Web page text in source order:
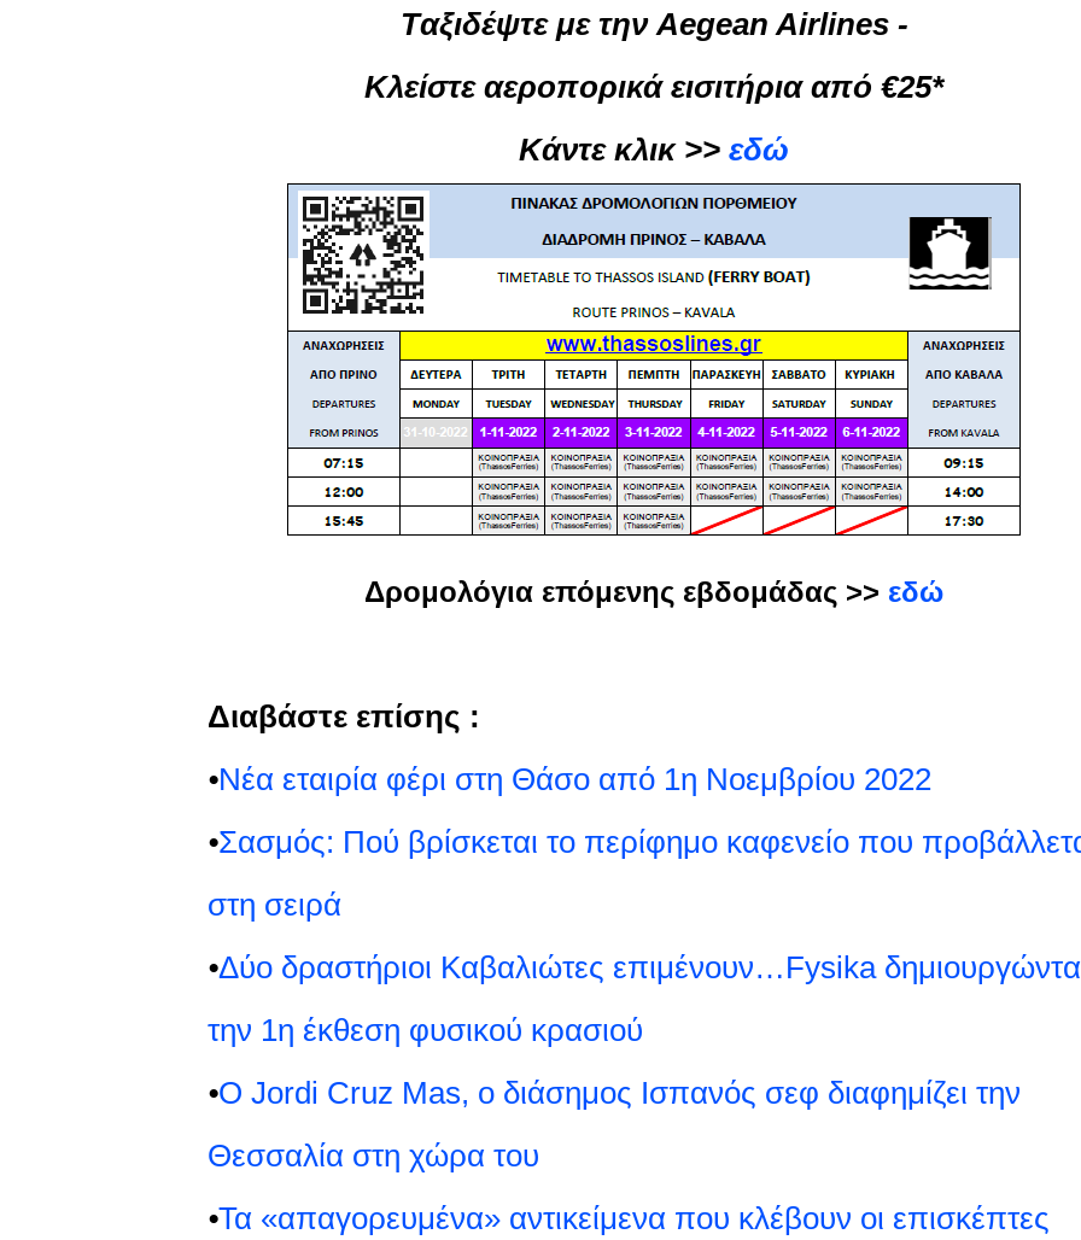
Tαξιδέψτε με την Aegean Airlines -
Κλείστε αεροπορικά εισιτήρια από €25*
Κάντε κλικ >> εδώ
Δρομολόγια επόμενης εβδομάδας >> εδώ
Διαβάστε επίσης :
⦁Νέα εταιρία φέρι στη Θάσο από 1η Νοεμβρίου 2022
⦁Σασμός: Πού βρίσκεται το περίφημο καφενείο που
στη σειρά
⦁Δύο δραστήριοι Καβαλιώτες επιμένουν…Fysika
την 1η έκθεση φυσικού κρασιού
⦁Ο Jordi Cruz Mas, ο διάσημος Ισπανός σεφ διαφημίζει την
Θεσσαλία στη χώρα του
⦁Τα «απαγορευμένα» αντικείμενα που κλέβουν οι επισκέπτες